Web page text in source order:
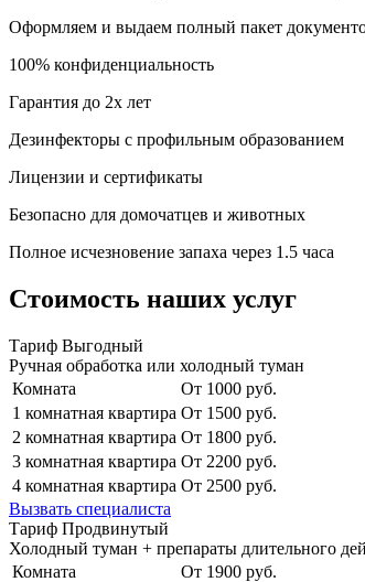
Оформляем и выдаем полный пакет
100% конфиденциальность
Гарантия до 2х лет
Дезинфекторы с профильным образованием
Лицензии и сертификаты
Безопасно для домочатцев и животных
Полное исчезновение запаха через 1.5 часа
Стоимость наших услуг
Тариф Выгодный
Ручная обработка или холодный туман
Комната
От 1000 руб.
1 комнатная квартира От 1500 руб.
2 комнатная квартира От 1800 руб.
3 комнатная квартира От 2200 руб.
4 комнатная квартира От 2500 руб.
Вызвать специалиста
Тариф Продвинутый
Холодный туман + препараты длительного
Комната
От 1900 руб.